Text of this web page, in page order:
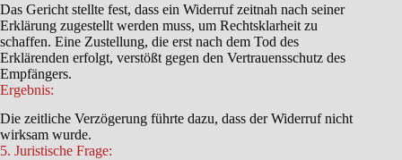
Das Gericht stellte fest, dass ein Widerruf zeitnah nach seiner
Erklärung zugestellt werden muss, um Rechtsklarheit zu
schaffen. Eine Zustellung, die erst nach dem Tod des
Erklärenden erfolgt, verstößt gegen den Vertrauensschutz des
Empfängers.
Ergebnis:
Die zeitliche Verzögerung führte dazu, dass der Widerruf nicht
wirksam wurde.
5. Juristische Frage: